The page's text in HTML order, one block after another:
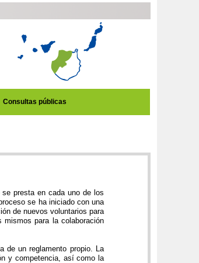
Consultas públicas
presta en cada uno de los
se ha iniciado con una
de nuevos voluntarios para
mismos para la colaboración
de un reglamento propio. La
y competencia, así como la